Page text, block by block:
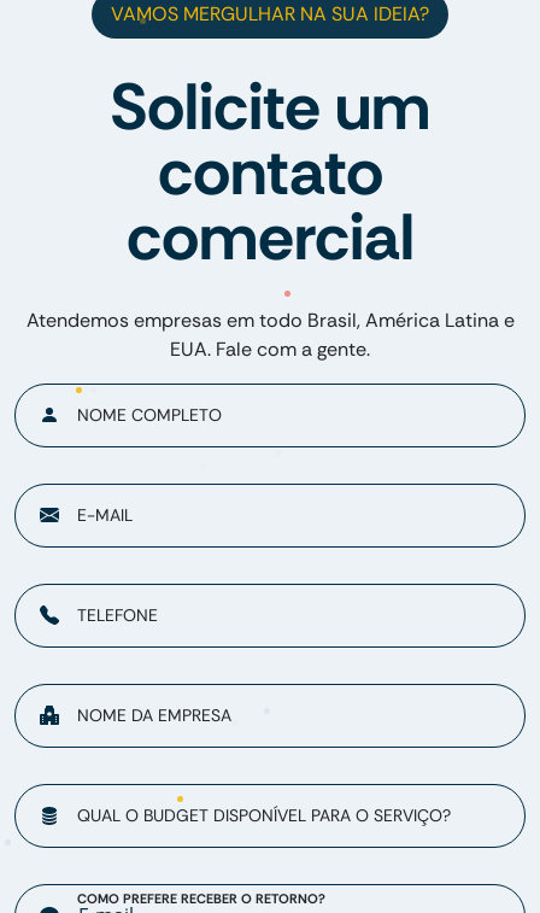
VAMOS MERGULHAR NA SUA IDEIA?
Solicite um
contato
comercial
Atendemos empresas em todo Brasil, América Latina e
EUA. Fale com a gente.
NOME COMPLETO
E-MAIL
TELEFONE
NOME DA EMPRESA
QUAL O BUDGET DISPONÍVEL PARA O SERVIÇO?
COMO PREFERE RECEBER O RETORNO?